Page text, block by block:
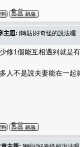
主題: [轉貼]好奇怪的說法喔
修1個能互相遇到就是
人不是說夫妻能在一起